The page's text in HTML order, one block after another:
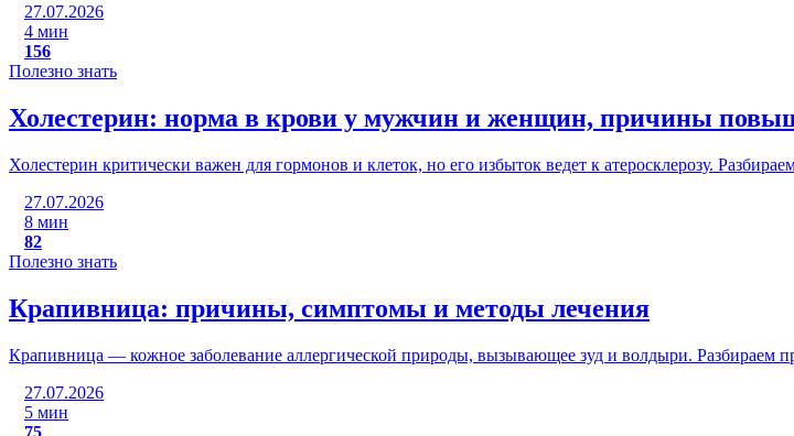
27.07.2026
4 мин
156
Полезно знать
Холестерин: норма в крови у мужчин и женщин, причины
Холестерин критически важен для гормонов и клеток, но его избыток ведет к атеросклерозу.
27.07.2026
8 мин
82
Полезно знать
Крапивница: причины, симптомы и методы лечения
Крапивница — кожное заболевание аллергической природы, вызывающее зуд и волдыри. Разбираем
27.07.2026
5 мин
75